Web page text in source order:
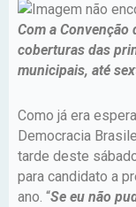
Com a Convenção
coberturas das
municipais, até
Como já era
Democracia
tarde deste
para candidato a
ano. “Se eu não